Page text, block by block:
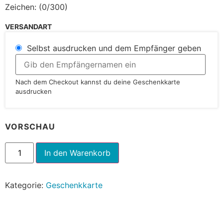
Zeichen: (0/300)
VERSANDART
Selbst ausdrucken und dem Empfänger geben
Nach dem Checkout kannst du deine Geschenkkarte
ausdrucken
VORSCHAU
In den Warenkorb
Kategorie: Geschenkkarte